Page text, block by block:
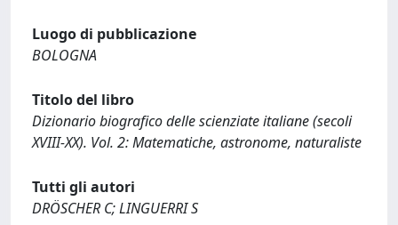
Luogo di pubblicazione
BOLOGNA
Titolo del libro
Dizionario biografico delle scienziate italiane (secoli
XVIII-XX). Vol. 2: Matematiche, astronome, naturaliste
Tutti gli autori
DRÖSCHER C; LINGUERRI S